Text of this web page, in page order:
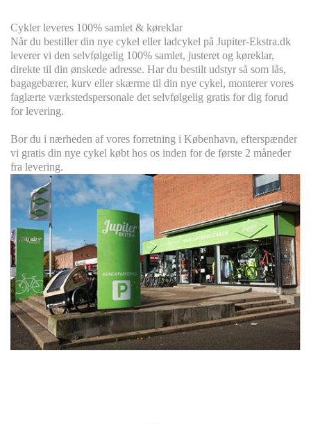
Cykler leveres 100% samlet & køreklar
Når du bestiller din nye cykel eller ladcykel på Jupiter-Ekstra.dk
leverer vi den selvfølgelig 100% samlet, justeret og køreklar,
direkte til din ønskede adresse. Har du bestilt udstyr så som lås,
bagagebærer, kurv eller skærme til din nye cykel, monterer vores
faglærte værkstedspersonale det selvfølgelig gratis for dig forud
for levering.
Bor du i nærheden af vores forretning i København, efterspænder
vi gratis din nye cykel købt hos os inden for de første 2 måneder
fra levering.